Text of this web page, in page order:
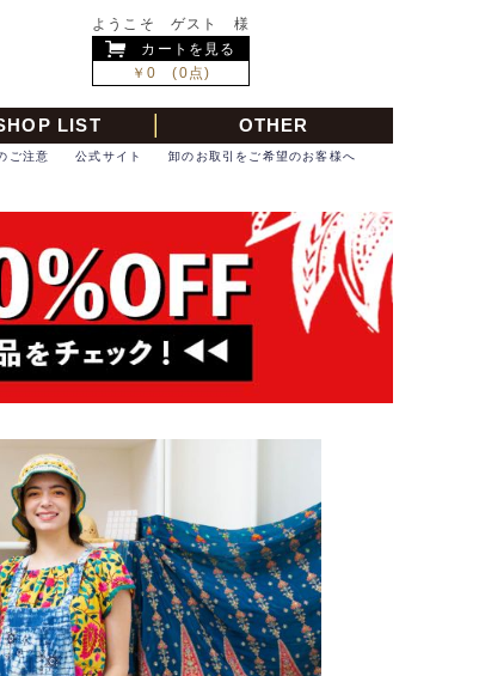
ようこそ ゲスト 様
カートを見る
￥0 (0点)
LIST OTHER
卸のお取引をご希望のお客様へ
公式サイト
ご注意